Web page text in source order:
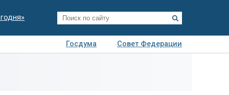
Госдума
Совет Федерации